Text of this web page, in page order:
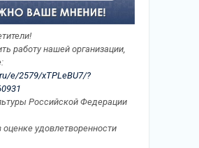
работу нашей организации,
e/2579/xTPLeBU7/?
Российской Федерации
оценке удовлетворенности